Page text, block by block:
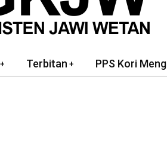
Terbitan PPS Kori